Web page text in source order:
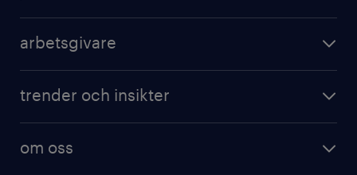
arbetsgivare
trender och insikter
om oss